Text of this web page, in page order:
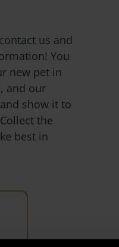
us and
You
new pet in
and our
show it to
the
best in